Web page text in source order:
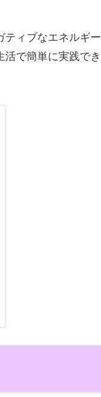
ティブなエネルギー
で簡単に実践でき